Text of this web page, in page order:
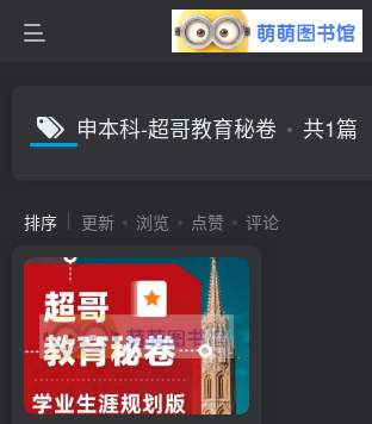
申本科-超哥教育秘卷 共1篇
排序 更新 浏览 点赞 评论